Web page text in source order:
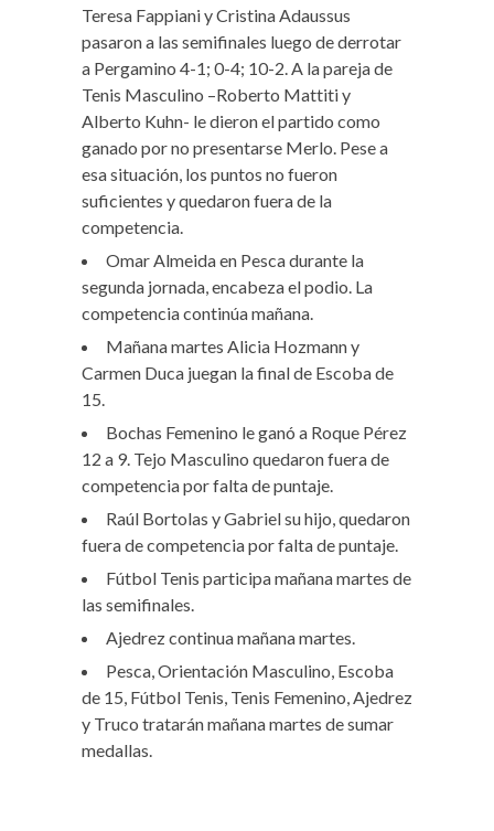
Teresa Fappiani y Cristina Adaussus
pasaron a las semifinales luego de derrotar
a Pergamino 4-1; 0-4; 10-2. A la pareja de
Tenis Masculino –Roberto Mattiti y
Alberto Kuhn- le dieron el partido como
ganado por no presentarse Merlo. Pese a
esa situación, los puntos no fueron
suficientes y quedaron fuera de la
competencia.
Omar Almeida en Pesca durante la
segunda jornada, encabeza el podio. La
competencia continúa mañana.
Mañana martes Alicia Hozmann y
Carmen Duca juegan la final de Escoba de
15.
Bochas Femenino le ganó a Roque Pérez
12 a 9. Tejo Masculino quedaron fuera de
competencia por falta de puntaje.
Raúl Bortolas y Gabriel su hijo, quedaron
fuera de competencia por falta de puntaje.
Fútbol Tenis participa mañana martes de
las semifinales.
Ajedrez continua mañana martes.
Pesca, Orientación Masculino, Escoba
de 15, Fútbol Tenis, Tenis Femenino, Ajedrez
y Truco tratarán mañana martes de sumar
medallas.